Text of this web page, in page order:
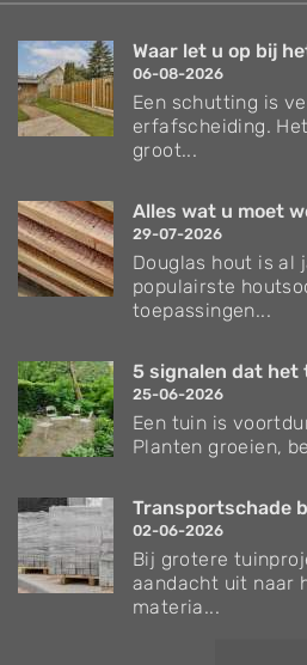
Waar let u op bij
06-08-2026
Een schutting is
erfafscheiding.
groot...
Alles wat u moet
29-07-2026
Douglas hout is al
populairste
toepassingen...
5 signalen dat het
25-06-2026
Een tuin is
Planten groeien,
Transportschade
02-06-2026
Bij grotere
aandacht uit naar
materia...